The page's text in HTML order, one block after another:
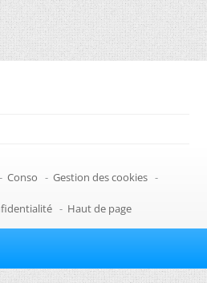
- Conso - Gestion des cookies -
- Haut de page